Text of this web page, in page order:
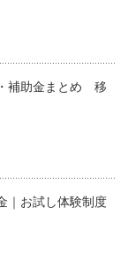
補助金まとめ 移
｜お試し体験制度